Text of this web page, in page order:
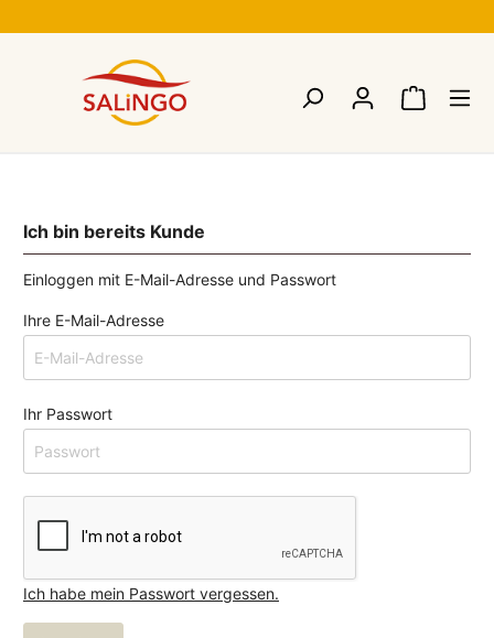
Ich bin bereits Kunde
Einloggen mit E-Mail-Adresse und Passwort
Ihre E-Mail-Adresse
Ihr Passwort
Ich habe mein Passwort vergessen.